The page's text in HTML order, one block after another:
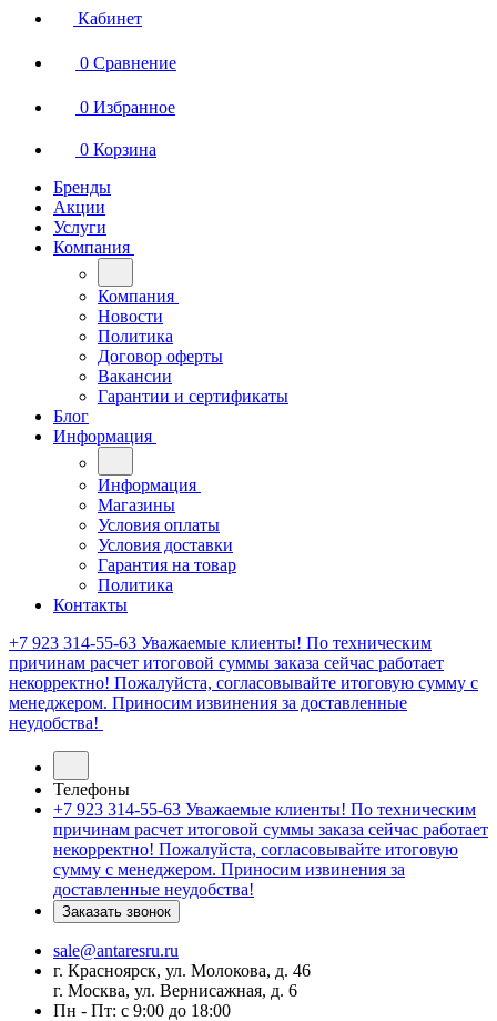
Кабинет
0 Сравнение
0 Избранное
0 Корзина
Бренды
Акции
Услуги
Компания
Компания
Новости
Политика
Договор оферты
Вакансии
Гарантии и сертификаты
Блог
Информация
Информация
Магазины
Условия оплаты
Условия доставки
Гарантия на товар
Политика
Контакты
+7 923 314-55-63 Уважаемые клиенты! По техническим
причинам расчет итоговой суммы заказа сейчас работает
некорректно! Пожалуйста, согласовывайте итоговую сумму с
менеджером. Приносим извинения за доставленные
неудобства!
Телефоны
+7 923 314-55-63 Уважаемые клиенты! По техническим
причинам расчет итоговой суммы заказа сейчас работает
некорректно! Пожалуйста, согласовывайте итоговую
сумму с менеджером. Приносим извинения за
доставленные неудобства!
Заказать звонок
sale@antaresru.ru
г. Красноярск, ул. Молокова, д. 46
г. Москва, ул. Вернисажная, д. 6
Пн - Пт: с 9:00 до 18:00